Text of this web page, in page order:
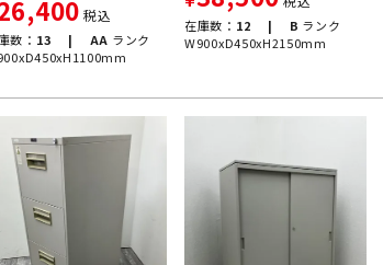
税込
数： 13 | AA ランク
在庫数： 12 | B ランク
W900xD450xH2150mm